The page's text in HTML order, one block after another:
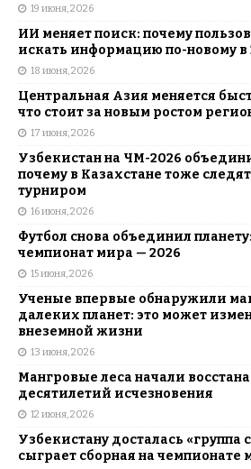
19 июня, 2026
ИИ меняет поиск: почему
искать информацию по-новому в
18 июня, 2026
Центральная Азия меняется
что стоит за новым ростом
17 июня, 2026
Узбекистан на ЧМ-2026
почему в Казахстане тоже
турниром
16 июня, 2026
Футбол снова объединил
чемпионат мира — 2026
15 июня, 2026
Ученые впервые обнаружили
далеких планет: это может
внеземной жизни
13 июня, 2026
Мангровые леса начали
десятилетий исчезновения
12 июня, 2026
Узбекистану досталась «группа
сыграет сборная на чемпионате